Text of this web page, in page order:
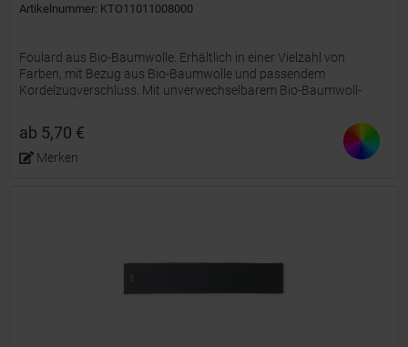
Artikelnummer: KTO11011008000
Foulard aus Bio-Baumwolle. Erhältlich in einer Vielzahl von
Farben, mit Bezug aus Bio-Baumwolle und passendem
Kordelzugverschluss. Mit unverwechselbarem Bio-Baumwoll-
ab 5,70 €
Merken